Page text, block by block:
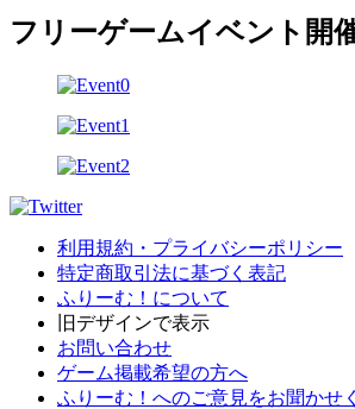
フリーゲームイベント開
利用規約・プライバシーポリシー
特定商取引法に基づく表記
ふりーむ！について
旧デザインで表示
お問い合わせ
ゲーム掲載希望の方へ
ふりーむ！へのご意見をお聞かせ